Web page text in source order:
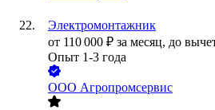
Электромонтажник
от 110 000 ₽ за месяц, до
Опыт 1-3 года
ООО Агропромсервис